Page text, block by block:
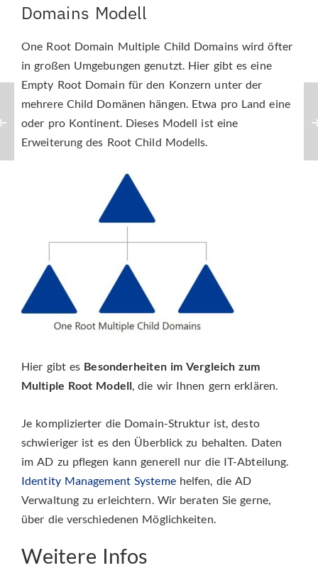
Domains Modell
One Root Domain Multiple Child Domains wird öfter
in großen Umgebungen genutzt. Hier gibt es eine
Empty Root Domain für den Konzern unter der
mehrere Child Domänen hängen. Etwa pro Land eine
oder pro Kontinent. Dieses Modell ist eine
Erweiterung des Root Child Modells.
Hier gibt es Besonderheiten im Vergleich zum
Multiple Root Modell, die wir Ihnen gern erklären.
Je komplizierter die Domain-Struktur ist, desto
schwieriger ist es den Überblick zu behalten. Daten
im AD zu pflegen kann generell nur die IT-Abteilung.
Identity Management Systemehelfen, die AD
Verwaltung zu erleichtern. Wir beraten Sie gerne,
über die verschiedenen Möglichkeiten.
Weitere Infos